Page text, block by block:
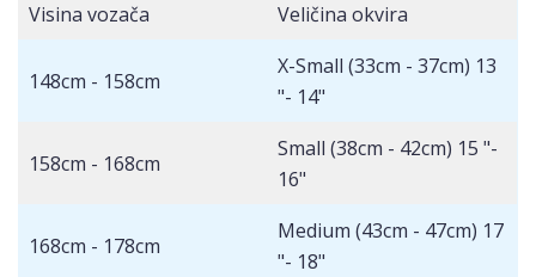
Visina vozača Veličina okvira
148cm - 158cm
X-Small (33cm - 37cm) 13
"- 14"
158cm - 168cm
Small (38cm - 42cm) 15 "-
16"
168cm - 178cm
Medium (43cm - 47cm) 17
"- 18"